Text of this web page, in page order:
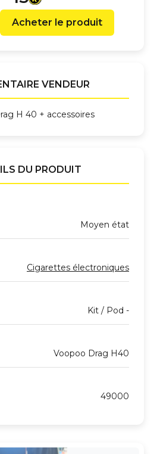
Acheter le produit
VENDEUR
H 40 + accessoires
DU PRODUIT
Moyen état
Cigarettes électroniques
Kit / Pod -
Voopoo Drag H40
49000